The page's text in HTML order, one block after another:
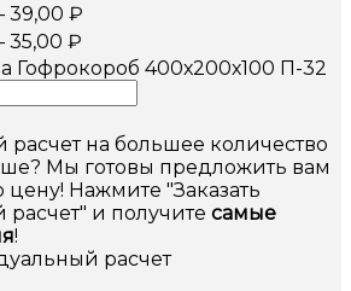
39,00 ₽
35,00 ₽
Гофрокороб 400х200х100 П-32
на большее количество
Мы готовы предложить вам
Нажмите "Заказать
и получите самые
!
расчет